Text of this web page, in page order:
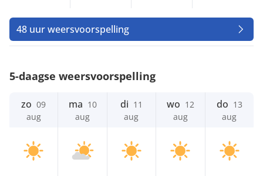
48 uur weersvoorspelling
5-daagse weersvoorspelling
zo 09
aug
ma 10
aug
di 11
aug
wo 12
aug
do 13
aug